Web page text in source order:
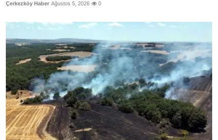
Çerkezköy Haber Ağustos 5, 2026 0